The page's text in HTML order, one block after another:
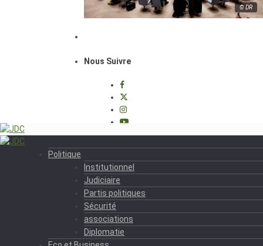
© DR
Nous Suivre
Politique
Institutionnel
Judiciaire
Partis politiques
Sécurité
associations
Diplomatie